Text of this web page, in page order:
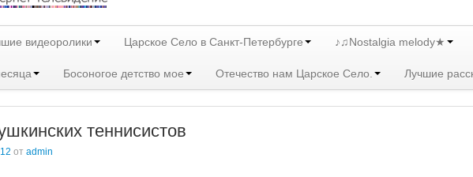
видеоролики Царское Село в Санкт-Петербурге ♪♫Nostalgia melody★
Босоногое детство мое Отечество нам Царское Село. Лучшие
теннисистов
от admin